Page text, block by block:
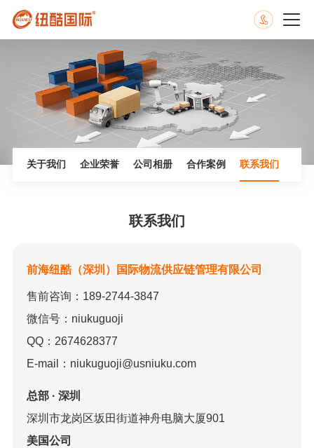
关于我们 企业荣誉 公司相册 合作案例 联系我们
联系我们
前海纽酷（深圳）国际物流供应链管理有限公司
售前咨询：189-2744-3847
微信号：niukuguoji
QQ：2674628377
E-mail：niukuguoji@usniuku.com
总部 · 深圳
深圳市龙岗区坂田街道神舟电脑大厦901
美国公司